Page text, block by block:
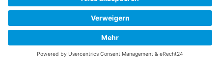
Warum WACCEX?
Allgemeine Geschäftsbedingungen und Kundeninformationen
Impressum
Versand- und Zahlungsbedingungen
Widerrufsrecht